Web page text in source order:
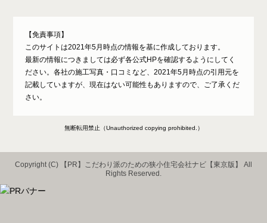
【免責事項】
このサイトは2021年5月時点の情報を基に作成しております。
最新の情報につきましては必ず各公式HPを確認するようにしてく
ださい。各社の施工写真・口コミなど、2021年5月時点の引用元を
記載していますが、現在はない可能性もありますので、ご了承くだ
さい。
無断転用禁止（Unauthorized copying prohibited.）
Copyright (C) こだわり派のための狭小住宅会社ナビ【東京版】
All
Rights Reserved.